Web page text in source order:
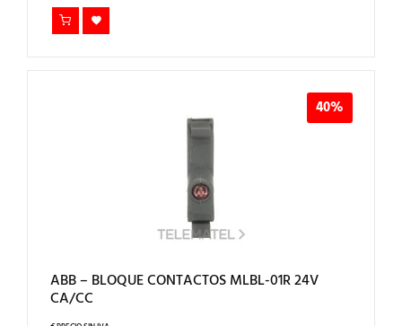
40%
ABB – BLOQUE CONTACTOS MLBL-01R 24V
CA/CC